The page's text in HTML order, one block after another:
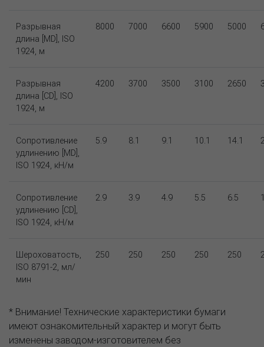
Разрывная
длина [MD], ISO
1924, м
8000 7000 6600 5900 5000
Разрывная
длина [CD], ISO
1924, м
4200 3700 3500 3100 2650
Сопротивление
удлинению [MD],
ISO 1924, кН/м
5.9 8.1 9.1 10.1 14.1
Сопротивление
удлинению [CD],
ISO 1924, кН/м
2.9 3.9 4.9 5.5 6.5
Шероховатость,
ISO 8791-2, мл/
мин
250 250 250 250 250
* Внимание! Технические характеристики бумаги
имеют ознакомительный характер и могут быть
изменены заводом-изготовителем без